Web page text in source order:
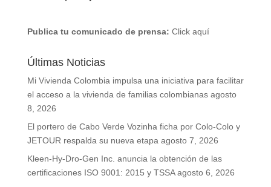
Publica tu comunicado de prensa: Click aquí
Últimas Noticias
Mi Vivienda Colombia impulsa una iniciativa para facilitar
el acceso a la vivienda de familias colombianas agosto
8, 2026
El portero de Cabo Verde Vozinha ficha por Colo-Colo y
JETOUR respalda su nueva etapa agosto 7, 2026
Kleen-Hy-Dro-Gen Inc. anuncia la obtención de las
certificaciones ISO 9001: 2015 y TSSA agosto 6, 2026